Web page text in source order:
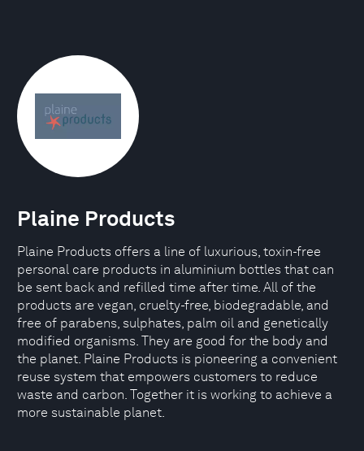
Plaine Products
Plaine Products offers a line of luxurious, toxin-free
personal care products in aluminium bottles that can
be sent back and refilled time after time. All of the
products are vegan, cruelty-free, biodegradable, and
free of parabens, sulphates, palm oil and genetically
modified organisms. They are good for the body and
the planet. Plaine Products is pioneering a convenient
reuse system that empowers customers to reduce
waste and carbon. Together it is working to achieve a
more sustainable planet.